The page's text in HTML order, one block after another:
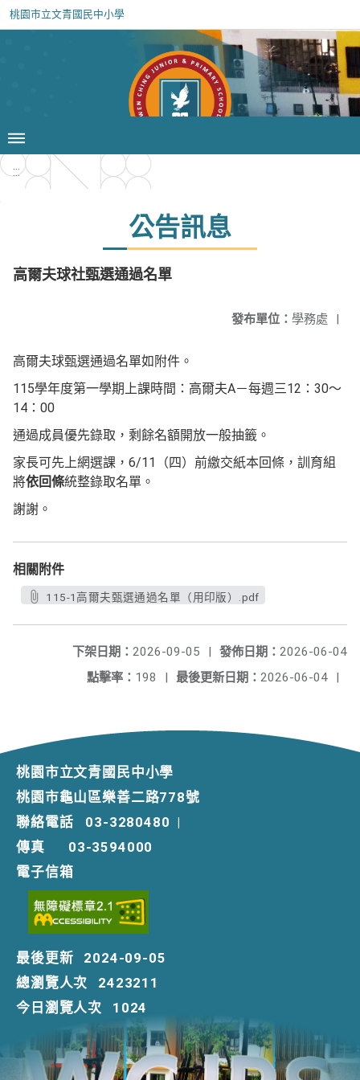
桃園市立文青國民中小學
:::
公告訊息
高爾夫球社甄選通過名單
發布單位： 學務處 |
高爾夫球甄選通過名單如附件。
115學年度第一學期上課時間：高爾夫A－每週三12：30～
14：00
通過成員優先錄取，剩餘名額開放一般抽籤。
家長可先上網選課，6/11（四）前繳交紙本回條，訓育組
將依回條統整錄取名單。
謝謝。
相關附件
115-1高爾夫甄選通過名單（用印版）.pdf
發佈日期： 2026-06-04
下架日期： 2026-09-05
|
最後更新日期： 2026-06-04 |
點擊率： 198 |
桃園市立文青國民中小學
桃園市龜山區樂善二路778號
聯絡電話
03-3280480 |
傳真
03-3594000
電子信箱
最後更新
2024-09-05
總瀏覽人次
2423211
今日瀏覽人次
1024